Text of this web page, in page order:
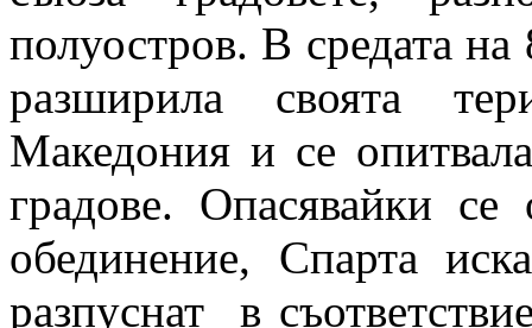
полуостров. В средата на
разширила своята
Македония и се
градове. Опасявайки
обединение, Спарта
разпуснат
в